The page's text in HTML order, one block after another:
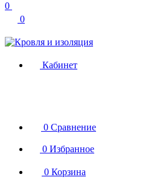
0
0
Кабинет
0 Сравнение
0 Избранное
0 Корзина